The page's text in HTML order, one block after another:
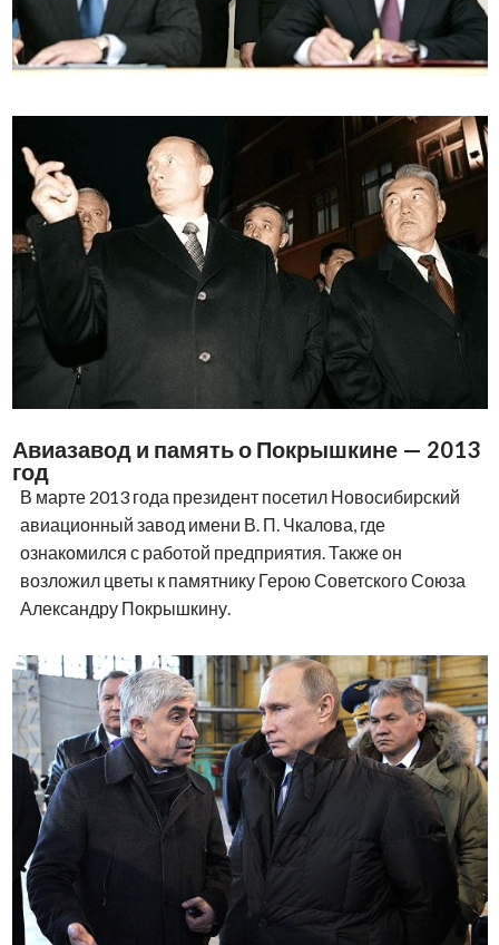
Авиазавод и память о Покрышкине — 2013
год
В марте 2013 года президент посетил Новосибирский
авиационный завод имени В. П. Чкалова, где
ознакомился с работой предприятия. Также он
возложил цветы к памятнику Герою Советского Союза
Александру Покрышкину.